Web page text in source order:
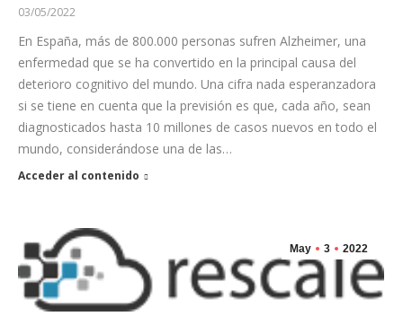
03/05/2022
En España, más de 800.000 personas sufren Alzheimer, una
enfermedad que se ha convertido en la principal causa del
deterioro cognitivo del mundo. Una cifra nada esperanzadora
si se tiene en cuenta que la previsión es que, cada año, sean
diagnosticados hasta 10 millones de casos nuevos en todo el
mundo, considerándose una de las…
Acceder al contenido
May 3 2022